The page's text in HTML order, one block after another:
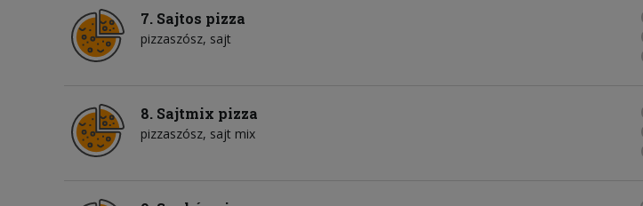
7. Sajtos pizza
pizzaszósz sajt
8. Sajtmix pizza
pizzaszósz sajt mix